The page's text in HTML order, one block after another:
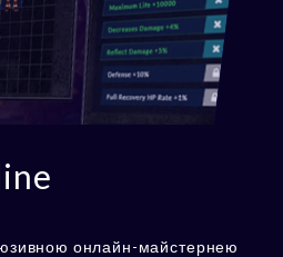
онлайн-майстернею